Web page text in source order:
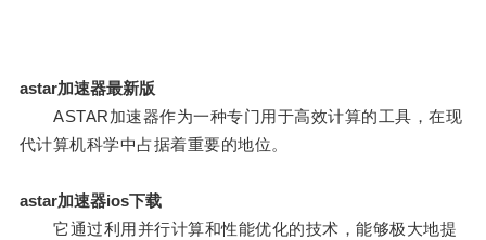
astar加速器最新版
ASTAR加速器作为一种专门用于高效计算的工具，在现
代计算机科学中占据着重要的地位。
astar加速器ios下载
它通过利用并行计算和性能优化的技术，能够极大地提